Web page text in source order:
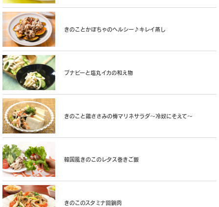
きのことかぼちゃのヘルシー♪キレイ蒸し
ブナピーと塩丸イカの和え物
きのこと鶏ささみの梅マリネサラダ〜冷奴にそえて〜
韓国風きのこのレタス巻きご飯
きのこのスタミナ回鍋肉